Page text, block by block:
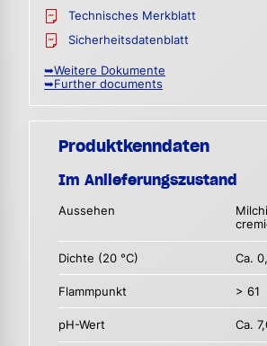
Technisches Merkblatt
Sicherheitsdatenblatt
➥Weitere Dokumente
➥Further documents
Produktkenndaten
Im Anlieferungszustand
Aussehen
Dichte (20 °C) Ca.
Flammpunkt > 61
pH-Wert Ca.